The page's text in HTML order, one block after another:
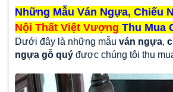
Những Mẫu Ván Ngựa, Chiếu
Nội Thất Việt Vượng Thu Mua
Dưới đây là những mẫu ván ngựa,
ngựa gỗ quý được chúng tôi thu